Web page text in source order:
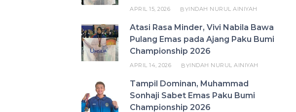
APRIL 15, 2026 BYINDAH NURUL AINIYAH
Atasi Rasa Minder, Vivi Nabila Bawa
Pulang Emas pada Ajang Paku Bumi
Championship 2026
APRIL 14, 2026 BYINDAH NURUL AINIYAH
Tampil Dominan, Muhammad
Sonhaji Sabet Emas Paku Bumi
Championship 2026